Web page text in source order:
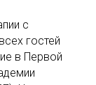
с
гостей
в Первой